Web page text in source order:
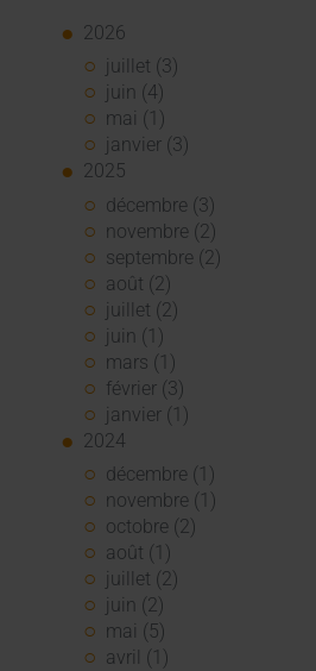
2026
juillet (3)
juin (4)
mai (1)
janvier (3)
2025
décembre (3)
novembre (2)
septembre (2)
août (2)
juillet (2)
juin (1)
mars (1)
février (3)
janvier (1)
2024
décembre (1)
novembre (1)
octobre (2)
août (1)
juillet (2)
juin (2)
mai (5)
avril (1)